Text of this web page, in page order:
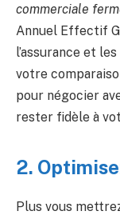
commerciale
Annuel Effectif
l’assurance et
votre
pour négocier
rester fidèle à
2.
Plus vous